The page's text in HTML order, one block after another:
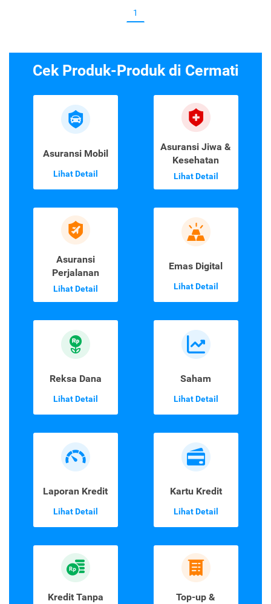
1
Cek Produk-Produk di Cermati
Asuransi Mobil
Lihat Detail
Asuransi Jiwa &
Kesehatan
Lihat Detail
Asuransi
Perjalanan
Lihat Detail
Emas Digital
Lihat Detail
Reksa Dana
Lihat Detail
Saham
Lihat Detail
Laporan Kredit
Lihat Detail
Kartu Kredit
Lihat Detail
Kredit Tanpa
Top-up &